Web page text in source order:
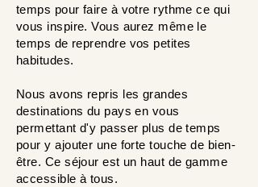
temps pour faire à votre rythme ce qui
vous inspire. Vous aurez même le
temps de reprendre vos petites
habitudes.
Nous avons repris les grandes
destinations du pays en vous
permettant d'y passer plus de temps
pour y ajouter une forte touche de bien-
être. Ce séjour est un haut de gamme
accessible à tous.